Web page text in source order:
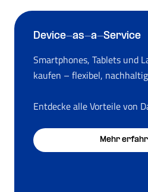
Device-as-a-Service
Smartphones, Tablets und
kaufen – flexibel,
Entdecke alle Vorteile von
Mehr